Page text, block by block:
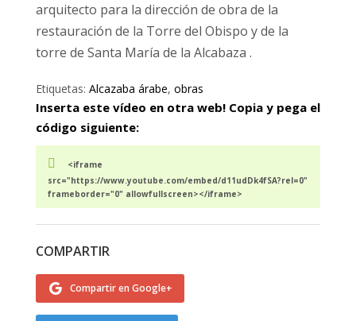
arquitecto para la dirección de obra de la
restauración de la Torre del Obispo y de la
torre de Santa María de la Alcabaza .
Etiquetas: Alcazaba árabe, obras
Inserta este vídeo en otra web! Copia y pega el
código siguiente:
<iframe
src="https://www.youtube.com/embed/d11udDk4fSA?rel=0"
frameborder="0" allowfullscreen></iframe>
COMPARTIR
Compartir en Google+